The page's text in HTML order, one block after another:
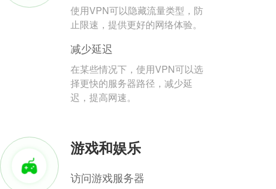
使用VPN可以隐藏流量类型，防
止限速，提供更好的网络体验。
减少延迟
在某些情况下，使用VPN可以选
择更快的服务器路径，减少延
迟，提高网速。
游戏和娱乐
访问游戏服务器